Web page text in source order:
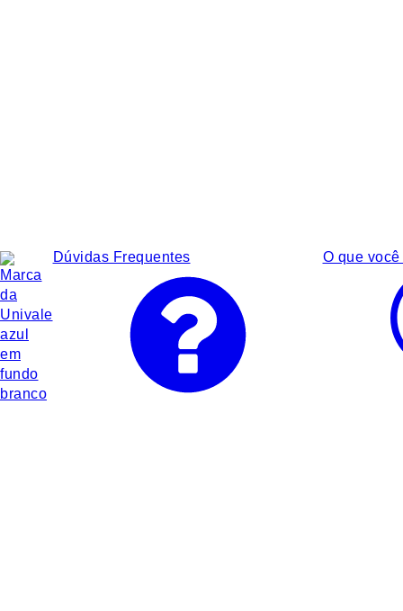
Dúvidas Frequentes O que